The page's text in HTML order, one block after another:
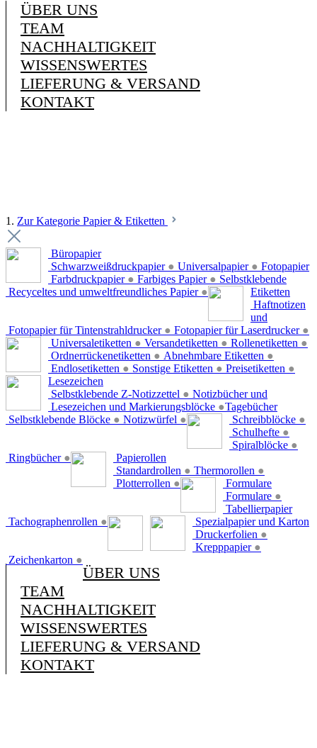
ÜBER UNS
TEAM
NACHHALTIGKEIT
WISSENSWERTES
LIEFERUNG & VERSAND
KONTAKT
1. Zur Kategorie Papier & Etiketten
Büropapier
Schwarzweißdruckpapier ● Universalpapier ●
Farbdruckpapier ● Farbiges Papier ●
Recyceltes und umweltfreundliches Papier ●
Fotopapier
Fotopapier für Tintenstrahldrucker ● Fotopapier für Laserdrucker ●
Selbstklebende
Etiketten
Universaletiketten ● Versandetiketten ● Rollenetiketten ●
Ordnerrückenetiketten ● Abnehmbare Etiketten ●
Endlosetiketten ● Sonstige Etiketten ● Preisetiketten ●
Haftnotizen
und
Lesezeichen
Selbstklebende Z-Notizzettel ●
Lesezeichen und Markierungsblöcke ●
Selbstklebende Blöcke ● Notizwürfel ●
Notizbücher und
Tagebücher
Schreibblöcke ●
Schulhefte ●
Spiralblöcke ●
Ringbücher ●
Papierollen
Standardrollen ● Thermorollen ●
Plotterrollen ●
Formulare
Formulare ●
Tachographenrollen ●
Tabellierpapier
Spezialpapier und Karton
Druckerfolien ●
Krepppapier ●
Zeichenkarton ●
ÜBER UNS
TEAM
NACHHALTIGKEIT
WISSENSWERTES
LIEFERUNG & VERSAND
KONTAKT